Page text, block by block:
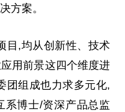
方案。
目,均从创新性、技术
用前景这四个维度进
团组成也力求多元化,
系博士/资深产品总 监